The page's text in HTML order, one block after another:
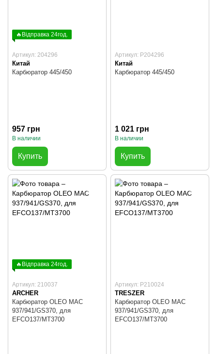
🔥Відправка 24год.
Артикул: 204296
Китай
Карбюратор 445/450
957 грн
В наличии
Купить
Артикул: P204296
Китай
Карбюратор 445/450
1 021 грн
В наличии
Купить
🔥Відправка 24год.
Артикул: 210037
ARCHER
Карбюратор OLEO MAC
937/941/GS370, для
EFCO137/MT3700
Артикул: P210024
TRESZER
Карбюратор OLEO MAC
937/941/GS370, для
EFCO137/MT3700